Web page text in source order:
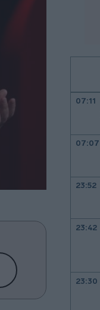
07:11
07:07
23:52
23:42
23:30